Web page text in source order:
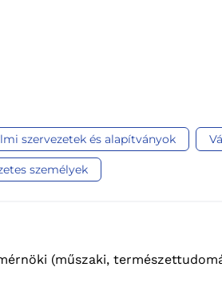
szervezetek és alapítványok
személyek
(műszaki,